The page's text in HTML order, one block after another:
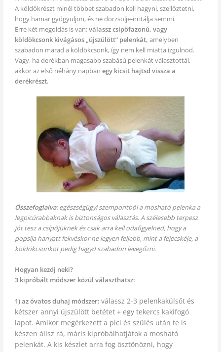
A köldökrészt minél többet szabadon kell hagyni, szellőztetni,
hogy hamar gyógyuljon, és ne dörzsölje-irritálja semmi.
Erre két megoldás is van:válassz csípőfazonú, vagy
köldökcsonk kivágásos „újszülött” pelenkát, amelyben
szabadon marad a köldökcsonk, így nem kell miatta izgulnod.
Vagy, ha derékban magasabb szabású pelenkát választottál,
akkor az első néhány napban egy kicsit hajtsd vissza a
derékrészt.
Összefoglalva:egészségügyi szempontból a mosható pelenka a
legpicúrabbaknak is biztonságos választás. A szélesebb terpesz
jót tesz a csípőjüknek és csak arra kell odafigyelned, hogy a
popsija hanyatt fekvéskor ne legyen feljebb, mint a fejecskéje, a
köldökcsonkot pedig hagyd szabadon levegőzni.
Hogyan kezdj neki?
3 kipróbált módszer közül választhatsz:
1) az óvatos duhaj módszer: válassz 2-3 pelenkakülsőt és
kétszer annyi újszülött betétet + egy tekercs kakifogó
lapot. Amikor megérkezett a pici és szülés után te is
készen állsz rá, máris kipróbálhatjátok a mosható
pelenkát. A kis készlet arra fog ösztönözni, hogy